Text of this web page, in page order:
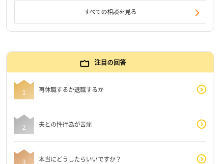
すべての相談を見る
注目の回答
再休職するか退職するか
夫との性行為が苦痛
本当にどうしたらいいですか？